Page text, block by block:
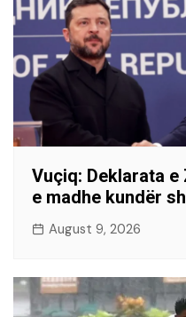
Vuçiq: Deklarata
e madhe kundër
August 9, 2026